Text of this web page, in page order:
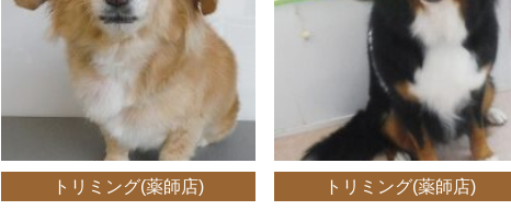
トリミング(薬師店) トリミング(薬師店)